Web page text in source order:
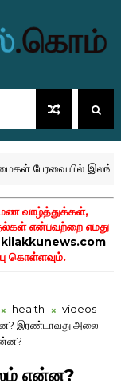
இலங்கை
வாழ்த்துக்கள்,
என்பவற்றை எமது
கொள்ளவும்.
health
videos
இரண்டாவது அலை
என்ன?